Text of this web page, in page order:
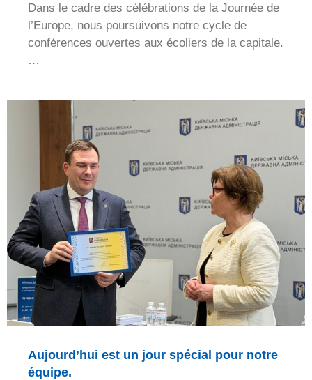
Dans le cadre des célébrations de la Journée de
l’Europe, nous poursuivons notre cycle de
conférences ouvertes aux écoliers de la capitale.
…
Aujourd’hui est un jour spécial pour notre
équipe.